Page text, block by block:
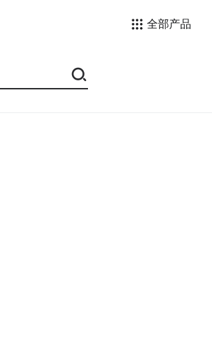
全部产品